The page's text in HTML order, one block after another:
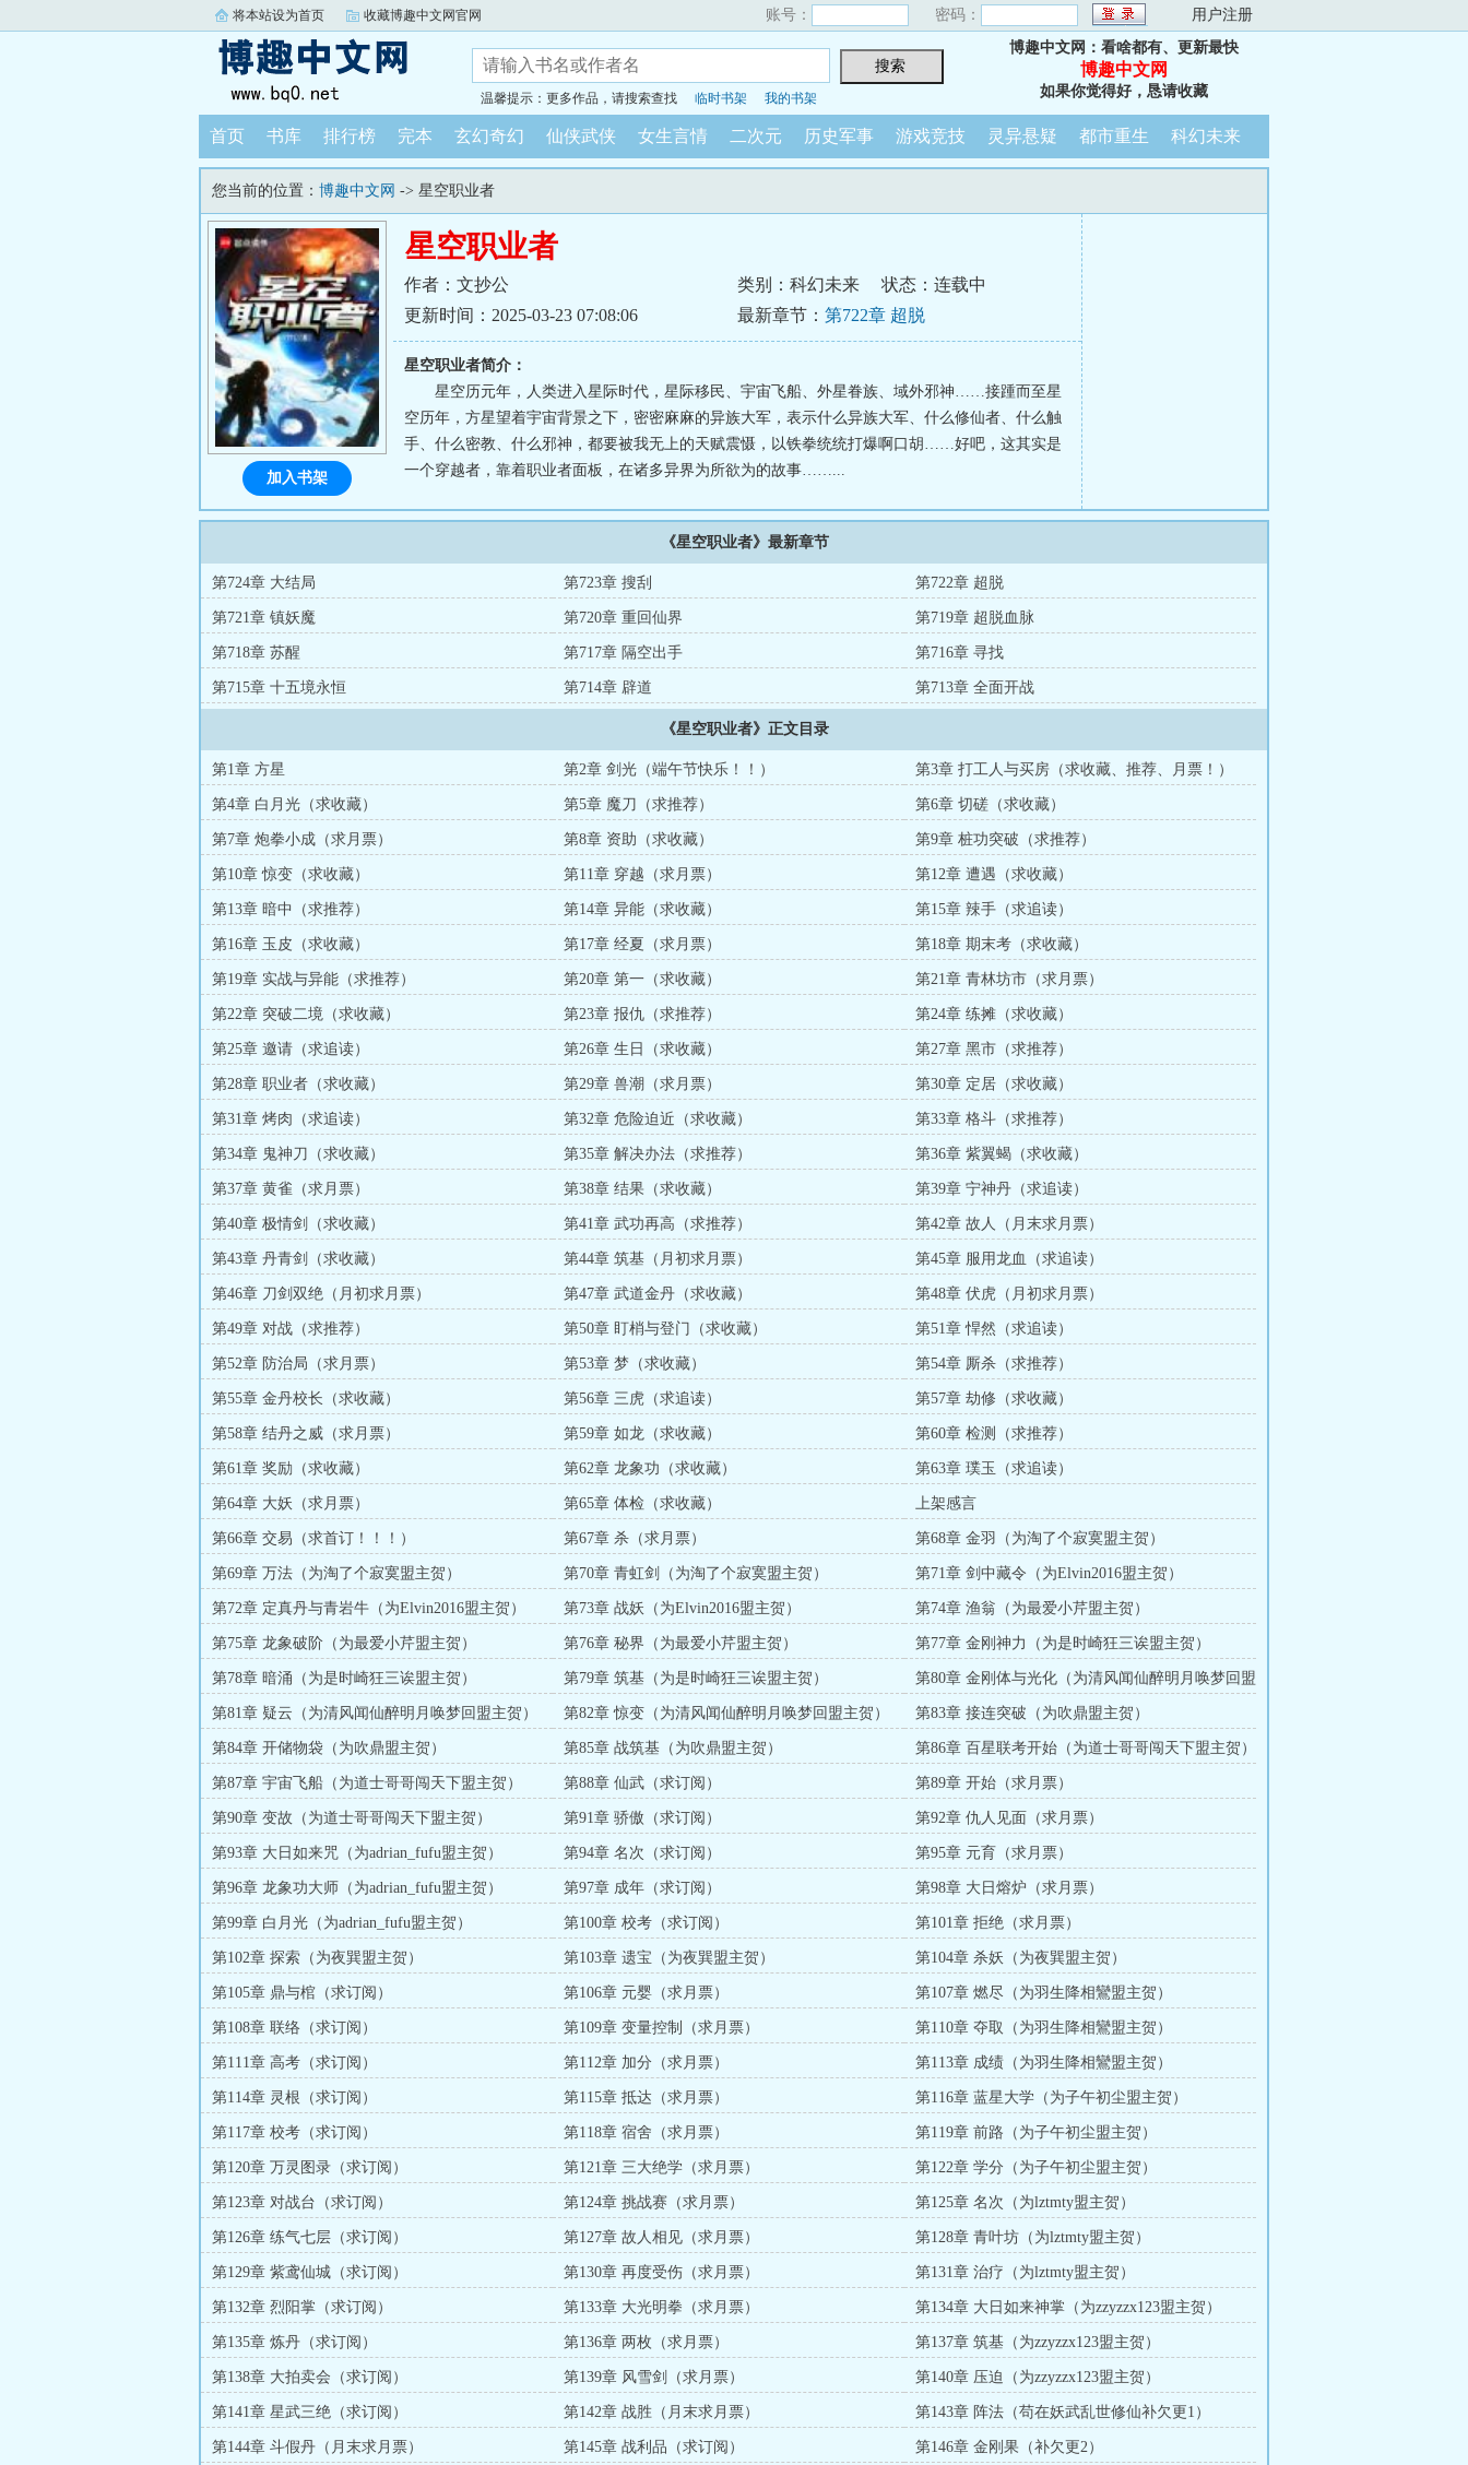
将本站设为首页 收藏博趣中文网官网 账号： 密码： 用户注册
温馨提示：更多作品，请搜索查找 临时书架 我的书架
博趣中文网：看啥都有、更新最快
博趣中文网
如果你觉得好，恳请收藏
首页 书库 排行榜 完本 玄幻奇幻 仙侠武侠 女生言情 二次元 历史军事 游戏竞技 灵异悬疑 都市重生 科幻未来
您当前的位置： 博趣中文网 -> 星空职业者
星空职业者
作者：文抄公 类别：科幻未来
状态：连载中
更新时间：2025-03-23 07:08:06
最新章节： 第722章 超脱
星空职业者简介：
星空历元年，人类进入星际时代，星际移民、宇宙飞船、外星眷族、域外邪神……接踵而至星
空历年，方星望着宇宙背景之下，密密麻麻的异族大军，表示什么异族大军、什么修仙者、什么触
手、什么密教、什么邪神，都要被我无上的天赋震慑，以铁拳统统打爆啊口胡……好吧，这其实是
一个穿越者，靠着职业者面板，在诸多异界为所欲为的故事……...
加入书架
《星空职业者》最新章节
第724章 大结局 第723章 搜刮 第722章 超脱
第721章 镇妖魔 第720章 重回仙界 第719章 超脱血脉
第718章 苏醒 第717章 隔空出手 第716章 寻找
第715章 十五境永恒 第714章 辟道 第713章 全面开战
《星空职业者》正文目录
第1章 方星 第2章 剑光（端午节快乐！！） 第3章 打工人与买房（求收藏、推荐、月票！）
第4章 白月光（求收藏） 第5章 魔刀（求推荐） 第6章 切磋（求收藏）
第7章 炮拳小成（求月票） 第8章 资助（求收藏） 第9章 桩功突破（求推荐）
第10章 惊变（求收藏） 第11章 穿越（求月票） 第12章 遭遇（求收藏）
第13章 暗中（求推荐） 第14章 异能（求收藏） 第15章 辣手（求追读）
第16章 玉皮（求收藏） 第17章 经夏（求月票） 第18章 期末考（求收藏）
第19章 实战与异能（求推荐） 第20章 第一（求收藏） 第21章 青林坊市（求月票）
第22章 突破二境（求收藏） 第23章 报仇（求推荐） 第24章 练摊（求收藏）
第25章 邀请（求追读） 第26章 生日（求收藏） 第27章 黑市（求推荐）
第28章 职业者（求收藏） 第29章 兽潮（求月票） 第30章 定居（求收藏）
第31章 烤肉（求追读） 第32章 危险迫近（求收藏） 第33章 格斗（求推荐）
第34章 鬼神刀（求收藏） 第35章 解决办法（求推荐） 第36章 紫翼蝎（求收藏）
第37章 黄雀（求月票） 第38章 结果（求收藏） 第39章 宁神丹（求追读）
第40章 极情剑（求收藏） 第41章 武功再高（求推荐） 第42章 故人（月末求月票）
第43章 丹青剑（求收藏） 第44章 筑基（月初求月票） 第45章 服用龙血（求追读）
第46章 刀剑双绝（月初求月票） 第47章 武道金丹（求收藏） 第48章 伏虎（月初求月票）
第49章 对战（求推荐） 第50章 盯梢与登门（求收藏） 第51章 悍然（求追读）
第52章 防治局（求月票） 第53章 梦（求收藏） 第54章 厮杀（求推荐）
第55章 金丹校长（求收藏） 第56章 三虎（求追读） 第57章 劫修（求收藏）
第58章 结丹之威（求月票） 第59章 如龙（求收藏） 第60章 检测（求推荐）
第61章 奖励（求收藏） 第62章 龙象功（求收藏） 第63章 璞玉（求追读）
第64章 大妖（求月票） 第65章 体检（求收藏） 上架感言
第66章 交易（求首订！！！） 第67章 杀（求月票） 第68章 金羽（为淘了个寂寞盟主贺）
第69章 万法（为淘了个寂寞盟主贺） 第70章 青虹剑（为淘了个寂寞盟主贺） 第71章 剑中藏令（为Elvin2016盟主贺）
第72章 定真丹与青岩牛（为Elvin2016盟主贺） 第73章 战妖（为Elvin2016盟主贺） 第74章 渔翁（为最爱小芹盟主贺）
第75章 龙象破阶（为最爱小芹盟主贺） 第76章 秘界（为最爱小芹盟主贺） 第77章 金刚神力（为是时崎狂三诶盟主贺）
第78章 暗涌（为是时崎狂三诶盟主贺） 第79章 筑基（为是时崎狂三诶盟主贺）
第80章 金刚体与光化（为清风闻仙醉明月唤梦回盟
主贺）
第81章 疑云（为清风闻仙醉明月唤梦回盟主贺） 第82章 惊变（为清风闻仙醉明月唤梦回盟主贺） 第83章 接连突破（为吹鼎盟主贺）
第84章 开储物袋（为吹鼎盟主贺） 第85章 战筑基（为吹鼎盟主贺） 第86章 百星联考开始（为道士哥哥闯天下盟主贺）
第87章 宇宙飞船（为道士哥哥闯天下盟主贺） 第88章 仙武（求订阅） 第89章 开始（求月票）
第90章 变故（为道士哥哥闯天下盟主贺） 第91章 骄傲（求订阅） 第92章 仇人见面（求月票）
第93章 大日如来咒（为adrian_fufu盟主贺） 第94章 名次（求订阅） 第95章 元育（求月票）
第96章 龙象功大师（为adrian_fufu盟主贺） 第97章 成年（求订阅） 第98章 大日熔炉（求月票）
第99章 白月光（为adrian_fufu盟主贺） 第100章 校考（求订阅） 第101章 拒绝（求月票）
第102章 探索（为夜巽盟主贺） 第103章 遗宝（为夜巽盟主贺） 第104章 杀妖（为夜巽盟主贺）
第105章 鼎与棺（求订阅） 第106章 元婴（求月票） 第107章 燃尽（为羽生降相鸞盟主贺）
第108章 联络（求订阅） 第109章 变量控制（求月票） 第110章 夺取（为羽生降相鸞盟主贺）
第111章 高考（求订阅） 第112章 加分（求月票） 第113章 成绩（为羽生降相鸞盟主贺）
第114章 灵根（求订阅） 第115章 抵达（求月票） 第116章 蓝星大学（为子午初尘盟主贺）
第117章 校考（求订阅） 第118章 宿舍（求月票） 第119章 前路（为子午初尘盟主贺）
第120章 万灵图录（求订阅） 第121章 三大绝学（求月票） 第122章 学分（为子午初尘盟主贺）
第123章 对战台（求订阅） 第124章 挑战赛（求月票） 第125章 名次（为lztmty盟主贺）
第126章 练气七层（求订阅） 第127章 故人相见（求月票） 第128章 青叶坊（为lztmty盟主贺）
第129章 紫鸢仙城（求订阅） 第130章 再度受伤（求月票） 第131章 治疗（为lztmty盟主贺）
第132章 烈阳掌（求订阅） 第133章 大光明拳（求月票） 第134章 大日如来神掌（为zzyzzx123盟主贺）
第135章 炼丹（求订阅） 第136章 两枚（求月票） 第137章 筑基（为zzyzzx123盟主贺）
第138章 大拍卖会（求订阅） 第139章 风雪剑（求月票） 第140章 压迫（为zzyzzx123盟主贺）
第141章 星武三绝（求订阅） 第142章 战胜（月末求月票） 第143章 阵法（苟在妖武乱世修仙补欠更1）
第144章 斗假丹（月末求月票） 第145章 战利品（求订阅） 第146章 金刚果（补欠更2）